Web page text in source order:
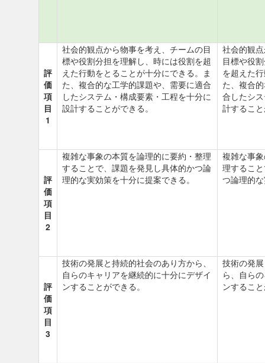
評
価
項
目
1
社会的観点から物事を考え、チームの目
標や役割分担を理解し、時には役割を超
えた行動をとることが十分にできる。ま
た、複合的な工学的課題や、需要に適合
したシステム・構成要素・工程を十分に
設計することができる。
社会的観
目標や役
を超えた
た、複合
合したシ
計するこ
評
価
項
目
2
複雑な事象の本質を論理的に要約・整理
することで、課題を発見し具体的かつ論
理的な実効策を十分に提案できる。
複雑な事
理するこ
つ論理的
評
価
項
目
3
技術の発展と持続的社会のあり方から、
自らのキャリアを継続的に十分にデザイ
ンすることができる。
技術の発
ら、自ら
ンするこ